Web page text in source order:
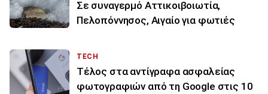
Σε συναγερμό Αττικοιβοιωτία,
Πελοπόννησος, Αιγαίο για φωτιές
TECH
Τέλος στα αντίγραφα ασφαλείας
φωτογραφιών από τη Google στις 10